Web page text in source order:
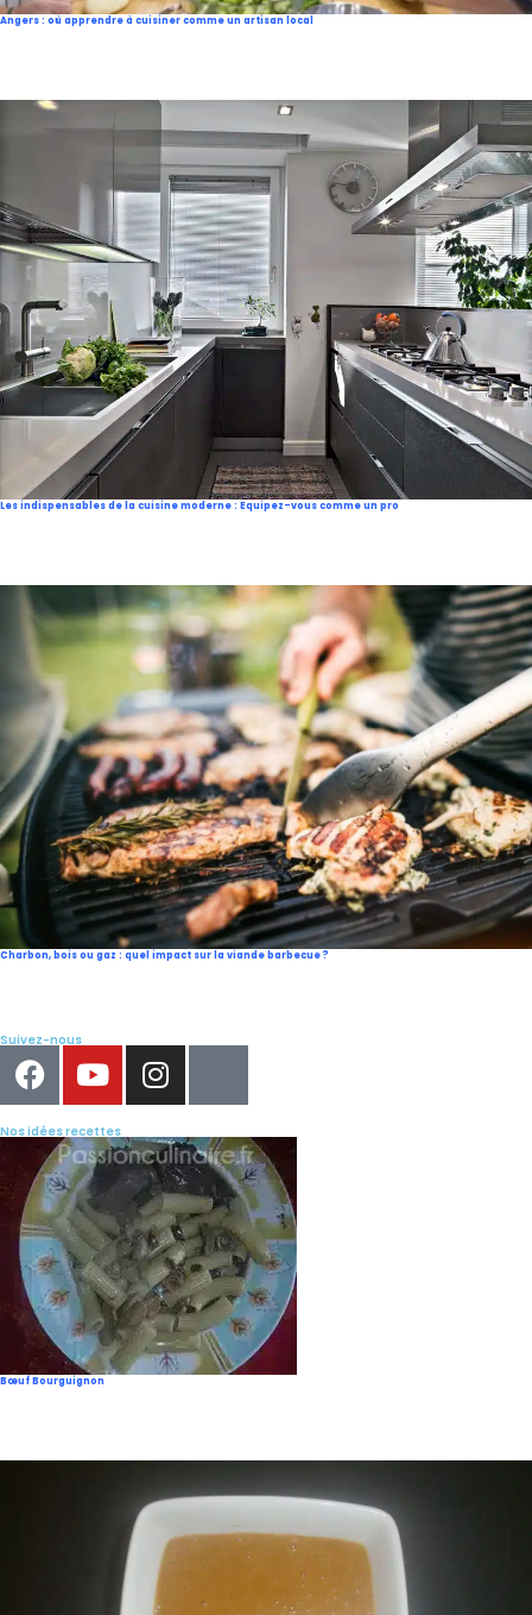
Angers : où apprendre à cuisiner comme un artisan local
Les indispensables de la cuisine moderne : Equipez-vous comme un pro
Charbon, bois ou gaz : quel impact sur la viande barbecue ?
Suivez-nous
Nos idées recettes
Bœuf Bourguignon